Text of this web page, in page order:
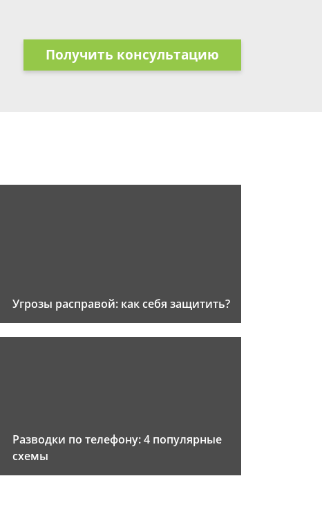
Получить консультацию
Угрозы расправой: как себя защитить?
Разводки по телефону: 4 популярные
схемы